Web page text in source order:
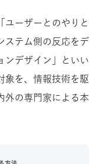
ユーザーとのやりと
ステム側の反応をデ
ンデザイン」といい
象を、情報技術を駆
外の専門家による本